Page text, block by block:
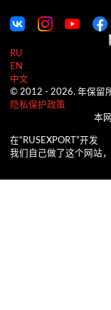
RU
EN
中文
© 2012 - 2026. 年保留
隐私保护政策
本
在“RUSEXPORT”开发
我们自己做了这个网站